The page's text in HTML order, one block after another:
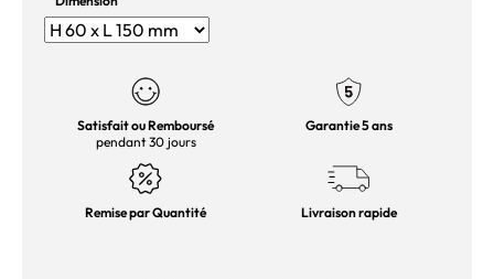
Satisfait ou Remboursé
pendant 30 jours
Garantie 5 ans
Remise par Quantité Livraison rapide